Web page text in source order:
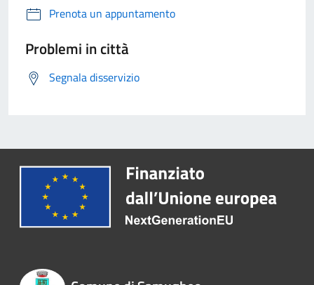
Prenota un appuntamento
Problemi in città
Segnala disservizio